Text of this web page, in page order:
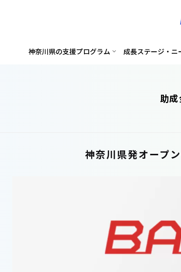
神奈川県の支援プログラム 成長ステージ・ニ
助
神奈川県発オープ